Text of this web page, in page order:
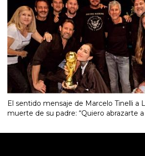
El sentido mensaje de Marcelo Tinelli a
muerte de su padre: “Quiero abrazarte a